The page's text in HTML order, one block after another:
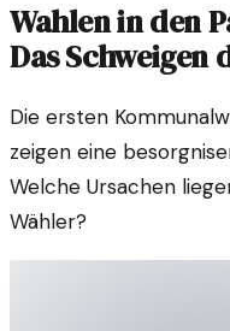
Wahlen in den
Das Schweigen
Die ersten
zeigen eine
Welche Ursachen
Wähler?